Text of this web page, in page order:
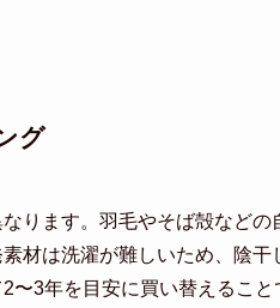
グ
ります。羽毛やそば殻など
材は洗濯が難しいため、陰
〜3年を目安に買い替えるこ